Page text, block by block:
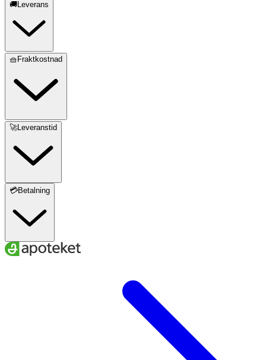
🚚Leverans
🧺Fraktkostnad
🚀Leveranstid
💳Betalning